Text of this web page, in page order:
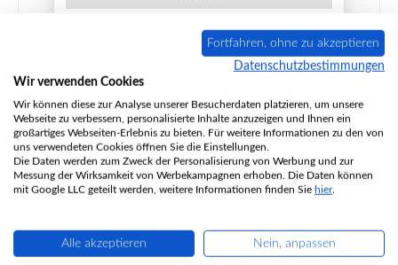
Attika Vola Türfeder Set
Fortfahren, ohne zu akzeptieren
Datenschutzbestimmungen
Wir verwenden Cookies
Wir können diese zur Analyse unserer Besucherdaten platzieren, um unsere
Webseite zu verbessern, personalisierte Inhalte anzuzeigen und Ihnen ein
großartiges Webseiten-Erlebnis zu bieten. Für weitere Informationen zu den von
uns verwendeten Cookies öffnen Sie die Einstellungen.
Die Daten werden zum Zweck der Personalisierung von Werbung und zur
Messung der Wirksamkeit von Werbekampagnen erhoben. Die Daten können
mit Google LLC geteilt werden, weitere Informationen finden Sie hier.
Alle akzeptieren Nein, anpassen